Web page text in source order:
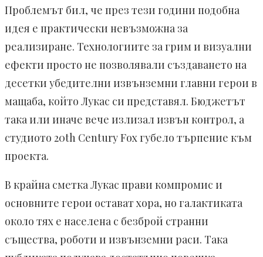
Проблемът бил, че през тези години подобна
идея е практически невъзможна за
реализиране. Технологиите за грим и визуални
ефекти просто не позволявали създаването на
десетки убедителни извънземни главни герои в
мащаба, който Лукас си представял. Бюджетът
така или иначе вече излизал извън контрол, а
студиото 20th Century Fox губело търпение към
проекта.
В крайна сметка Лукас прави компромис и
основните герои остават хора, но галактиката
около тях е населена с безброй странни
същества, роботи и извънземни раси. Така